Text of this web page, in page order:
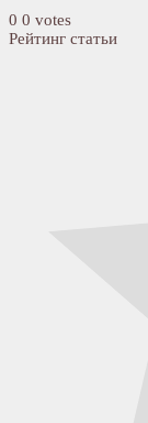
0 0 votes
Рейтинг статьи